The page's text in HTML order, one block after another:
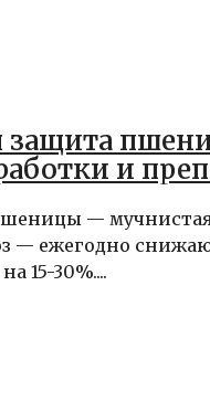
защита
и
— мучнистая
— ежегодно
15-30%....